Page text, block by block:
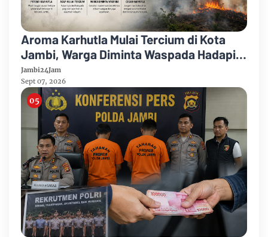
Aroma Karhutla Mulai Tercium di Kota
Jambi, Warga Diminta Waspada Hadapi
Puncak Kemarau
Jambi24Jam
Sept 07, 2026